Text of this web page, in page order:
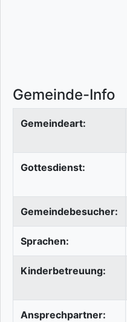
Gemeinde-Info
Gemeindeart:
Gottesdienst:
Gemeindebesucher:
Sprachen:
Kinderbetreuung:
Ansprechpartner: